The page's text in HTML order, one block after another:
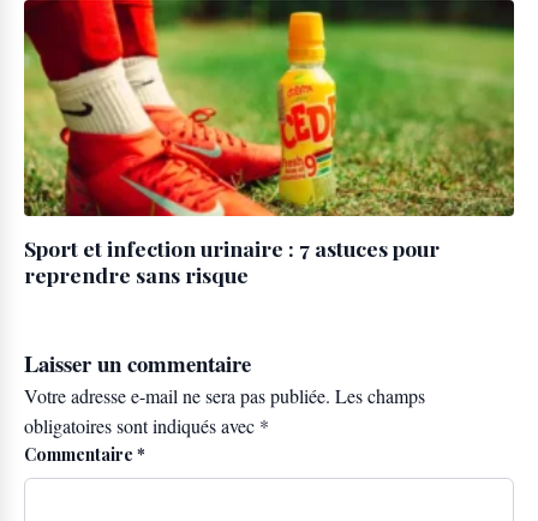
Sport et infection urinaire : 7 astuces pour
reprendre sans risque
Laisser un commentaire
Votre adresse e-mail ne sera pas publiée. Les champs
obligatoires sont indiqués avec *
Commentaire *